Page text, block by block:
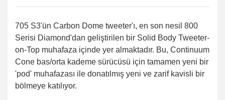
705 S3'ün Carbon Dome tweeter'ı, en son nesil 800
Serisi Diamond'dan geliştirilen bir Solid Body Tweeter-
on-Top muhafaza içinde yer almaktadır. Bu, Continuum
Cone bas/orta kademe sürücüsü için tamamen yeni bir
'pod' muhafazası ile donatılmış yeni ve zarif kavisli bir
bölmeye katılıyor.